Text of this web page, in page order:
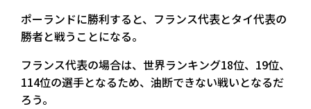
ポーランドに勝利すると、フランス代表とタイ代表の
勝者と戦うことになる。
フランス代表の場合は、世界ランキング18位、19位、
114位の選手となるため、油断できない戦いとなるだ
ろう。